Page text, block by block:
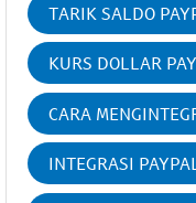
TARIK SALDO
KURS DOLLAR
CARA
INTEGRASI